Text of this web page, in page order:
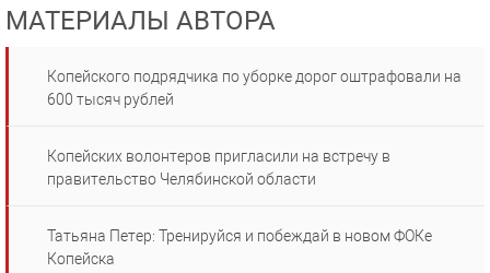
МАТЕРИАЛЫ АВТОРА
Копейского подрядчика по уборке дорог оштрафовали на
600 тысяч рублей
Копейских волонтеров пригласили на встречу в
правительство Челябинской области
Татьяна Петер: Тренируйся и побеждай в новом ФОКе
Копейска